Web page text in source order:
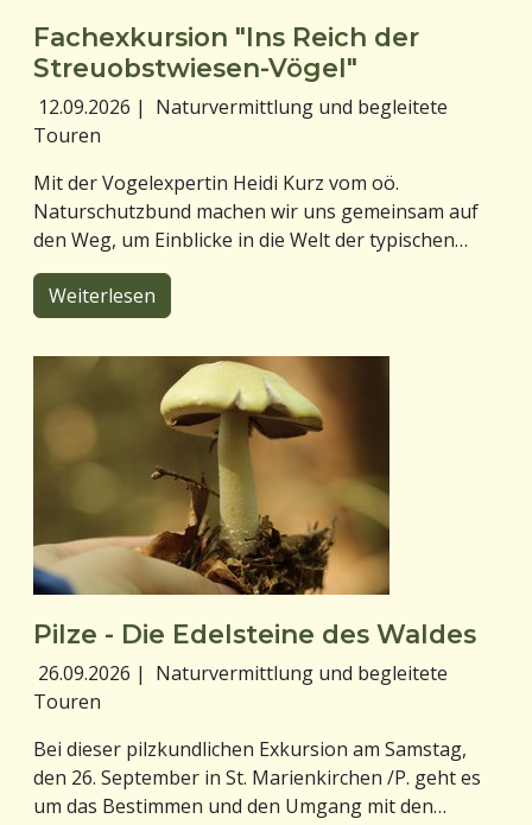
Fachexkursion "Ins Reich der
Streuobstwiesen-Vögel"
12.09.2026 | Naturvermittlung und begleitete
Touren
Mit der Vogelexpertin Heidi Kurz vom oö.
Naturschutzbund machen wir uns gemeinsam auf
den Weg, um Einblicke in die Welt der typischen…
Weiterlesen
Pilze - Die Edelsteine des Waldes
26.09.2026 | Naturvermittlung und begleitete
Touren
Bei dieser pilzkundlichen Exkursion am Samstag,
den 26. September in St. Marienkirchen /P. geht es
um das Bestimmen und den Umgang mit den…